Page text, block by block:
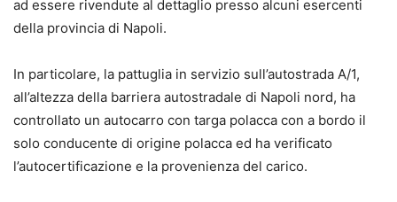
ad essere rivendute al dettaglio presso alcuni esercenti
della provincia di Napoli.
In particolare, la pattuglia in servizio sull’autostrada A/1,
all’altezza della barriera autostradale di Napoli nord, ha
controllato un autocarro con targa polacca con a bordo il
solo conducente di origine polacca ed ha verificato
l’autocertificazione e la provenienza del carico.